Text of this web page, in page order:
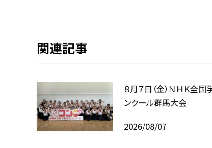
関連記事
８月７日（金）ＮＨＫ全
ンクール群馬大会
2026/08/07